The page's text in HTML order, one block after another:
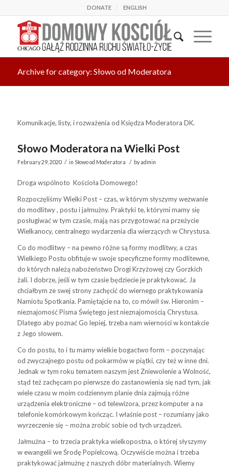
DONATE ENGLISH
Archive for category: Słowo od Moderatora
Komunikacje, listy, i rozważenia od Księdza Moderatora DK.
Słowo Moderatora na Wielki Post
February 29, 2020 / in Słowo od Moderatora / byadmin
Droga wspólnoto Kościoła Domowego!
Rozpoczęliśmy Wielki Post – czas, w którym słyszymy wezwanie
do modlitwy , postu i jałmużny. Praktyki te, którymi mamy się
posługiwać w tym czasie, mają nas przygotować na przeżycie
Wielkanocy, centralnego wydarzenia dla wierzących w Chrystusa.
Co do modlitwy – na pewno różne są formy modlitwy, a czas
Wielkiego Postu obfituje w swoje specyficzne formy modlitewne,
do których należą nabożeństwo Drogi Krzyżowej czy Gorzkich
żali. I dobrze, jeśli w tym czasie będziecie je praktykować. Ja
chciałbym ze swej strony zachęcić do wiernego praktykowania
Namiotu Spotkania. Pamiętajcie na to, co mówił św. Hieronim –
nieznajomość Pisma Świętego jest nieznajomością Chrystusa.
Dlatego aby poznać Go lepiej, trzeba nam wierności w kontakcie
z Jego słowem.
Co do postu, to i tu mamy wielkie bogactwo form – poczynając
od zwyczajnego postu od pokarmów w piątki, czy też w inne dni.
Jednak w tym roku tematem naszym jest Zniewolenie a Wolność,
stąd też zachęcam po pierwsze do zastanowienia się nad tym, jak
wiele czasu w moim codziennym planie dnia zajmują różne
urządzenia elektroniczne – od telewizora, przez komputer a na
telefonie komórkowym kończąc. I właśnie post – rozumiany jako
wyrzeczenie się – można zrobić sobie od tych urządzeń.
Jałmużna – to trzecia praktyka wielkopostna, o której słyszymy
w ewangelii we Środę Popielcową. Oczywiście można i trzeba
praktykować jałmużnę z naszych dóbr materialnych. Wiemy